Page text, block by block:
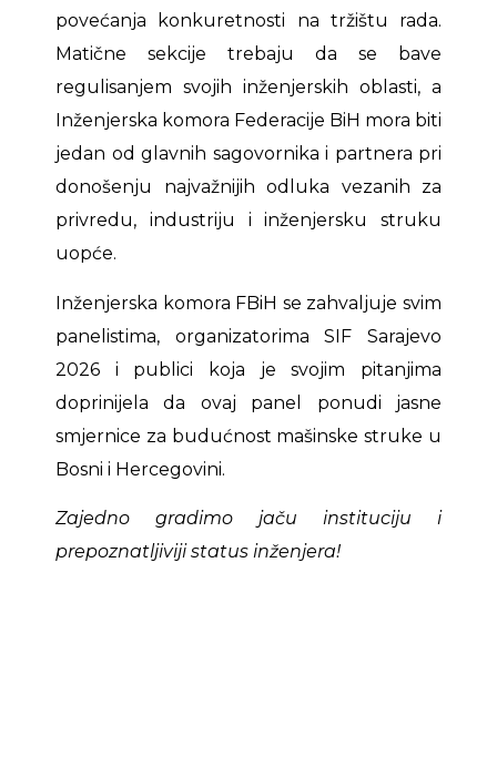
povećanja konkuretnosti na tržištu rada.
Matične sekcije trebaju da se bave
regulisanjem svojih inženjerskih oblasti, a
Inženjerska komora Federacije BiH mora biti
jedan od glavnih sagovornika i partnera pri
donošenju najvažnijih odluka vezanih za
privredu, industriju i inženjersku struku
uopće.
Inženjerska komora FBiH se zahvaljuje svim
panelistima, organizatorima SIF Sarajevo
2026 i publici koja je svojim pitanjima
doprinijela da ovaj panel ponudi jasne
smjernice za budućnost mašinske struke u
Bosni i Hercegovini.
Zajedno gradimo jaču instituciju i
prepoznatljiviji status inženjera!